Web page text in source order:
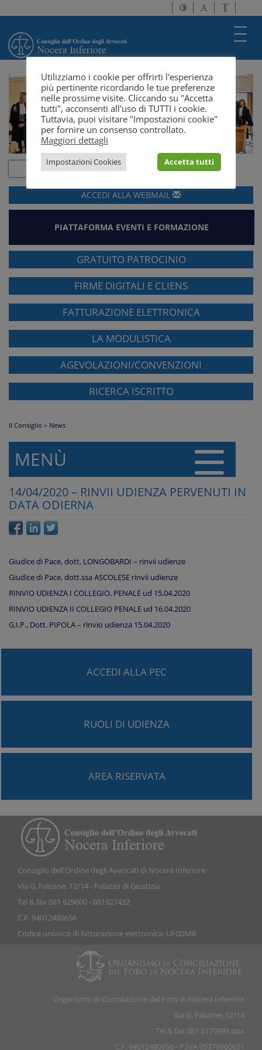
Attiva/disattiva
alto
Attiva/
dimensione
a
solo
ACCEDI ALLA WEBMAIL
PIATTAFORMA EVENTI E FORMAZIONE
GRATUITO PATROCINIO
FIRME DIGITALI E CLIENS
FATTURAZIONE ELETTRONICA
LA MODULISTICA
AGEVOLAZIONI/CONVENZIONI
RICERCA ISCRITTO
Il Consiglio > News
MENÙ
14/04/2020 – RINVII UDIENZA PERVENUTI IN
DATA ODIERNA
Giudice di Pace, dott. LONGOBARDI – rinvii udienze
Giudice di Pace, dott.ssa ASCOLESE rinvii udienze
RINVIO UDIENZA I COLLEGIO, PENALE ud 15.04.2020
RINVIO UDIENZA II COLLEGIO PENALE ud 16.04.2020
G.I.P., Dott. PIPOLA – rinvio udienza 15.04.2020
ACCEDI ALLA PEC
RUOLI DI UDIENZA
AREA RISERVATA
Consiglio dell'Ordine degli Avvocati di Nocera Inferiore
Via G. Falcone, 12/14 - Palazzo di Giustizia
Tel & fax 081 929600 - 081927432
C.F. 94012480656
Codice univoco di fatturazione elettronica: UF0DM8
Organismo di Conciliazione del Foro di Nocera Inferiore
Via G. Falcone, 12/14
Tel & fax 081 5179998 pbx
C.F. 94012480656 - P.IVA 05378960651
Utilizziamo i cookie per offrirti l'esperienza
più pertinente ricordando le tue preferenze
nelle prossime visite. Cliccando su "Accetta
tutti", acconsenti all'uso di TUTTI i cookie.
Tuttavia, puoi visitare "Impostazioni cookie"
per fornire un consenso controllato.
Maggiori dettagli
Impostazioni Cookies Accetta tutti